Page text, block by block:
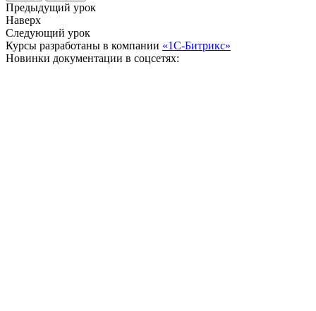
Предыдущий урок
Наверх
Следующий урок
Курсы разработаны в компании «1С-Битрикс»
Новинки документации в соцсетях: